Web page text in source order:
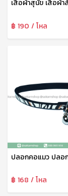
฿ 190 / โหล
฿ 168 / โหล